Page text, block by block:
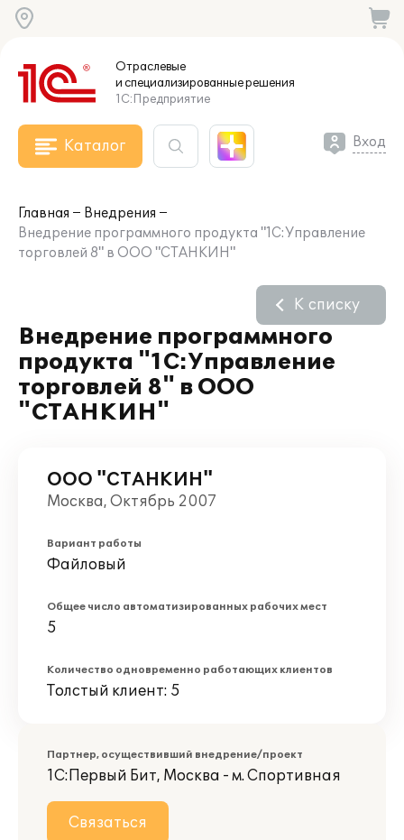
Отраслевые
и специализированныерешения
1С:Предприятие
Каталог Вход
Главная
Внедрения
Внедрение программного продукта "1С:Управление
торговлей 8" в ООО "СТАНКИН"
Внедрение программного
продукта "1С:Управление
торговлей 8" в ООО
"СТАНКИН"
К списку
ООО "СТАНКИН"
Москва, Октябрь 2007
Вариант работы
Файловый
Общее число автоматизированных рабочих мест
5
Количество одновременно работающих клиентов
Толстый клиент: 5
Партнер, осуществивший внедрение/проект
1С:Первый Бит, Москва - м. Спортивная
Связаться